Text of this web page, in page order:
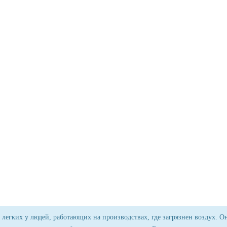
у людей, работающих на производствах, где загрязнен воздух.